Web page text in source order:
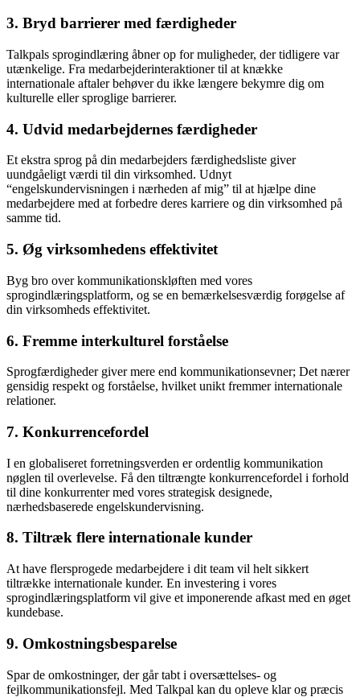
3. Bryd barrierer med færdigheder
Talkpals sprogindlæring åbner op for muligheder, der tidligere var
utænkelige. Fra medarbejderinteraktioner til at knække
internationale aftaler behøver du ikke længere bekymre dig om
kulturelle eller sproglige barrierer.
4. Udvid medarbejdernes færdigheder
Et ekstra sprog på din medarbejders færdighedsliste giver
uundgåeligt værdi til din virksomhed. Udnyt
“engelskundervisningen i nærheden af mig” til at hjælpe dine
medarbejdere med at forbedre deres karriere og din virksomhed på
samme tid.
5. Øg virksomhedens effektivitet
Byg bro over kommunikationskløften med vores
sprogindlæringsplatform, og se en bemærkelsesværdig forøgelse af
din virksomheds effektivitet.
6. Fremme interkulturel forståelse
Sprogfærdigheder giver mere end kommunikationsevner; Det nærer
gensidig respekt og forståelse, hvilket unikt fremmer internationale
relationer.
7. Konkurrencefordel
I en globaliseret forretningsverden er ordentlig kommunikation
nøglen til overlevelse. Få den tiltrængte konkurrencefordel i forhold
til dine konkurrenter med vores strategisk designede,
nærhedsbaserede engelskundervisning.
8. Tiltræk flere internationale kunder
At have flersprogede medarbejdere i dit team vil helt sikkert
tiltrække internationale kunder. En investering i vores
sprogindlæringsplatform vil give et imponerende afkast med en øget
kundebase.
9. Omkostningsbesparelse
Spar de omkostninger, der går tabt i oversættelses- og
fejlkommunikationsfejl. Med Talkpal kan du opleve klar og præcis